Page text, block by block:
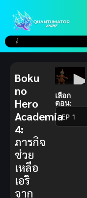
เลือก
ตอน:
Boku
no
Hero
Academia
4:
ภารกิจ
ช่วย
เหลือ
เอริ
จาก